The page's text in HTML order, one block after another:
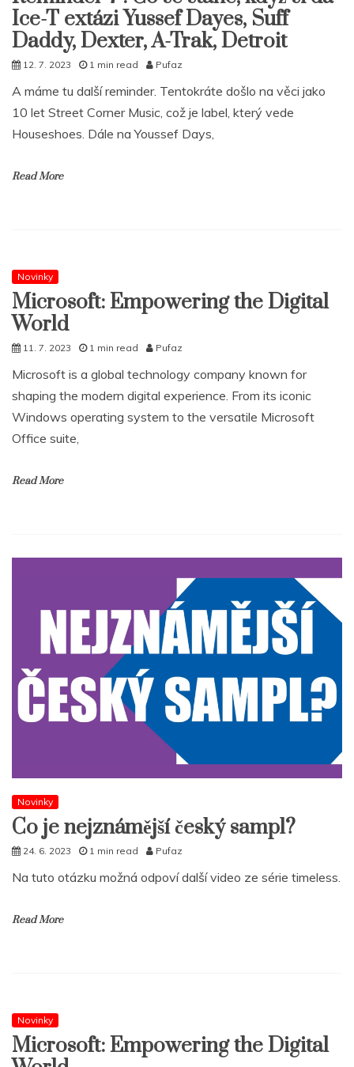
Ice-T extázi Yussef Dayes, Suff
Daddy, Dexter, A-Trak, Detroit
12. 7. 2023 1 min read Pufaz
A máme tu další reminder. Tentokráte došlo na věci jako
10 let Street Corner Music, což je label, který vede
Houseshoes. Dále na Youssef Days,
Read More
Novinky
Microsoft: Empowering the Digital
World
11. 7. 2023 1 min read Pufaz
Microsoft is a global technology company known for
shaping the modern digital experience. From its iconic
Windows operating system to the versatile Microsoft
Office suite,
Read More
Novinky
Co je nejznámější český sampl?
24. 6. 2023 1 min read Pufaz
Na tuto otázku možná odpoví další video ze série timeless.
Read More
Novinky
Microsoft: Empowering the Digital